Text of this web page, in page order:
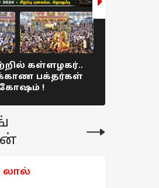
கள்ளழகர்..
பக்தர்கள்
கோஷம் !
லால்